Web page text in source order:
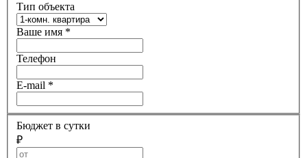
Тип объекта
Ваше имя *
Телефон
E-mail *
Бюджет в сутки
₽